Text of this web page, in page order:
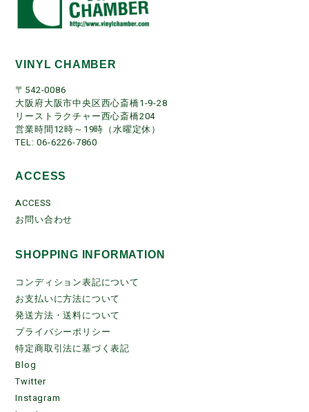
VINYL CHAMBER
〒542-0086
大阪府大阪市中央区西心斎橋1-9-28
リーストラクチャー西心斎橋204
営業時間12時～19時（水曜定休）
TEL: 06-6226-7860
ACCESS
ACCESS
お問い合わせ
SHOPPING INFORMATION
コンディション表記について
お支払いに方法について
発送方法・送料について
プライバシーポリシー
特定商取引法に基づく表記
Blog
Twitter
Instagram